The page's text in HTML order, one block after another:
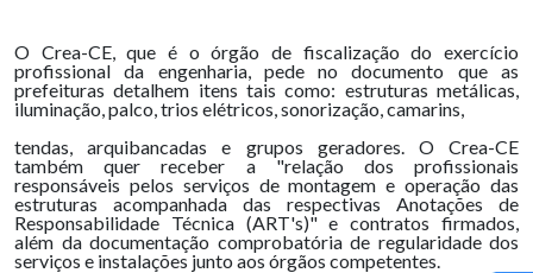
O Crea-CE, que é o órgão de fiscalização do exercício
profissional da engenharia, pede no documento que as
prefeituras detalhem itens tais como: estruturas metálicas,
iluminação, palco, trios elétricos, sonorização, camarins,
tendas, arquibancadas e grupos geradores. O Crea-CE
também quer receber a "relação dos profissionais
responsáveis pelos serviços de montagem e operação das
estruturas acompanhada das respectivas Anotações de
Responsabilidade Técnica (ART's)" e contratos firmados,
além da documentação comprobatória de regularidade dos
serviços e instalações junto aos órgãos competentes.